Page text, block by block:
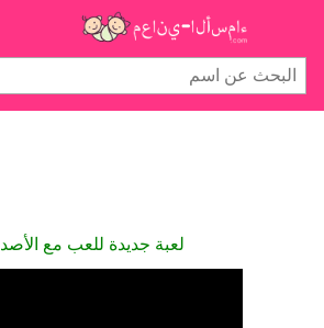
لعبة جديدة للعب مع الأصدقاء: